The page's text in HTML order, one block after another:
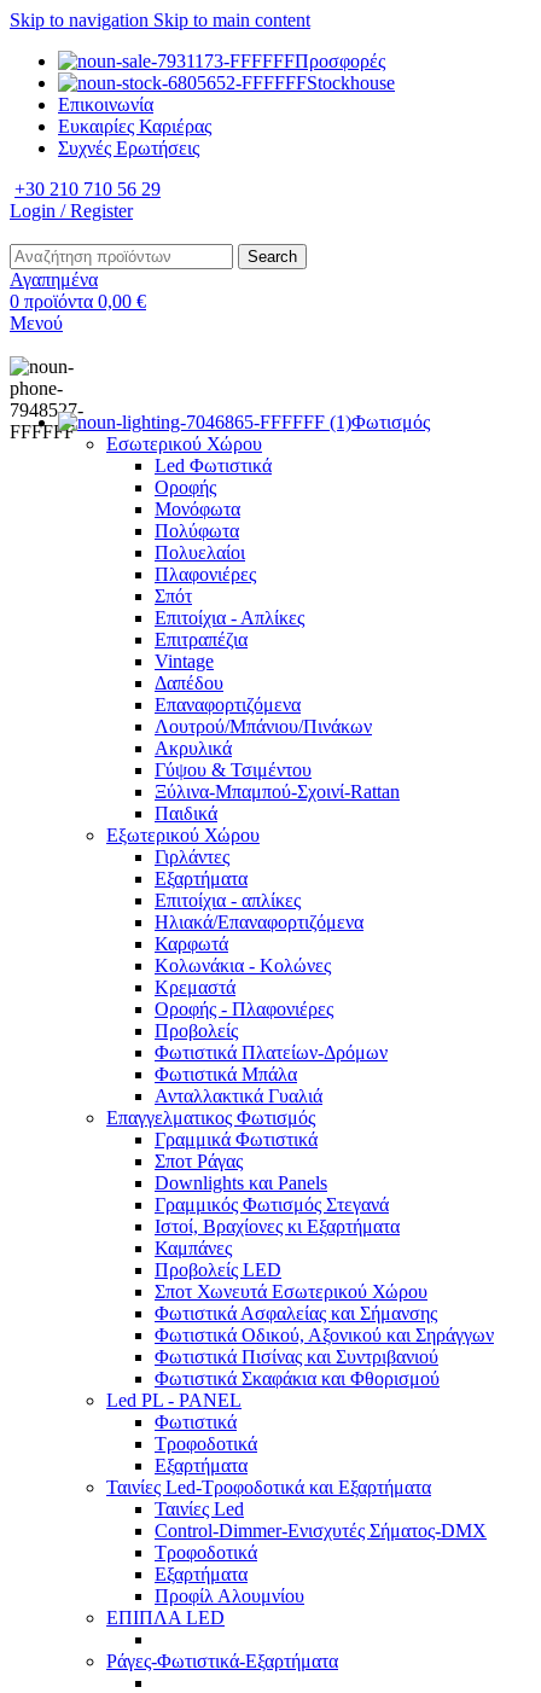
Skip to navigation Skip to main content
Προσφορές
Stockhouse
Επικοινωνία
Ευκαιρίες Καριέρας
Συχνές Ερωτήσεις
+30 210 710 56 29
Login / Register
Search
Αγαπημένα
0 προϊόντα 0,00 €
Μενού
Φωτισμός
Εσωτερικού Χώρου
Led Φωτιστικά
Οροφής
Μονόφωτα
Πολύφωτα
Πολυελαίοι
Πλαφονιέρες
Σπότ
Επιτοίχια - Απλίκες
Επιτραπέζια
Vintage
Δαπέδου
Επαναφορτιζόμενα
Λουτρού/Μπάνιου/Πινάκων
Ακρυλικά
Γύψου & Τσιμέντου
Ξύλινα-Μπαμπού-Σχοινί-Rattan
Παιδικά
Εξωτερικού Χώρου
Γιρλάντες
Εξαρτήματα
Επιτοίχια - απλίκες
Ηλιακά/Επαναφορτιζόμενα
Καρφωτά
Κολωνάκια - Κολώνες
Κρεμαστά
Οροφής - Πλαφονιέρες
Προβολείς
Φωτιστικά Πλατείων-Δρόμων
Φωτιστικά Μπάλα
Ανταλλακτικά Γυαλιά
Επαγγελματικος Φωτισμός
Γραμμικά Φωτιστικά
Σποτ Ράγας
Downlights και Panels
Γραμμικός Φωτισμός Στεγανά
Ιστοί, Βραχίονες κι Εξαρτήματα
Καμπάνες
Προβολείς LED
Σποτ Χωνευτά Εσωτερικού Χώρου
Φωτιστικά Ασφαλείας και Σήμανσης
Φωτιστικά Οδικού, Αξονικού και Σηράγγων
Φωτιστικά Πισίνας και Συντριβανιού
Φωτιστικά Σκαφάκια και Φθορισμού
Led PL - PANEL
Φωτιστικά
Τροφοδοτικά
Εξαρτήματα
Ταινίες Led-Τροφοδοτικά και Εξαρτήματα
Ταινίες Led
Control-Dimmer-Ενισχυτές Σήματος-DMX
Τροφοδοτικά
Εξαρτήματα
Προφίλ Αλουμνίου
ΕΠΙΠΛΑ LED
Ράγες-Φωτιστικά-Εξαρτήματα